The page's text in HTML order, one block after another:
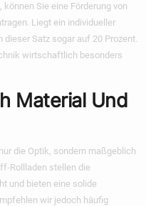
Sie eine Förderung von
Liegt ein individueller
dieser Satz sogar auf 20 Prozent.
wirtschaftlich besonders
Material Und
die Optik, sondern maßgeblich
Rollladen stellen die
und bieten eine solide
wir jedoch häufig